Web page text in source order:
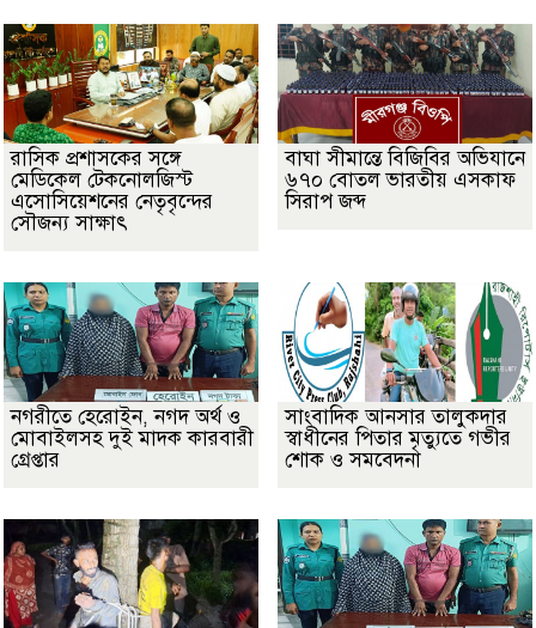
​রাসিক প্রশাসকের সঙ্গে
মেডিকেল টেকনোলজিস্ট
এসোসিয়েশনের নেতৃবৃন্দের
সৌজন্য সাক্ষাৎ
বাঘা সীমান্তে বিজিবির অভিযানে
৬৭০ বোতল ভারতীয় এসকাফ
সিরাপ জব্দ
নগরীতে হেরোইন, নগদ অর্থ ও
মোবাইলসহ দুই মাদক কারবারী
গ্রেপ্তার
সাংবাদিক আনসার তালুকদার
স্বাধীনের পিতার মৃত্যুতে গভীর
শোক ও সমবেদনা